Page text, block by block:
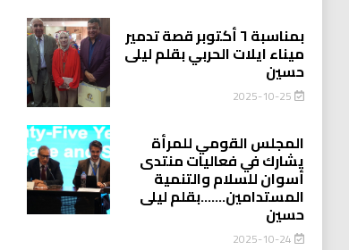
بمناسبة ٦ أكتوبر قصة تدمير
ميناء ايلات الحربي بقلم ليلى
حسين
2025-10-25
المجلس القومي للمرأة
يشارك في فعاليات منتدى
أسوان للسلام والتنمية
المستدامين…….بقلم ليلى
حسين
2025-10-24